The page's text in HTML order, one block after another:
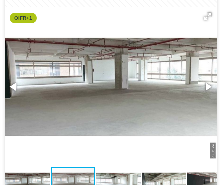
OIFR+1